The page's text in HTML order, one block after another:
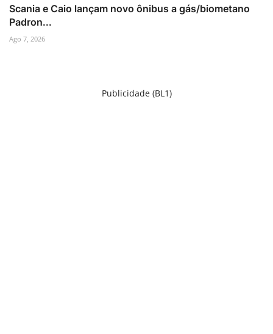
Scania e Caio lançam novo ônibus a gás/biometano
Padron...
Ago 7, 2026
Publicidade (BL1)